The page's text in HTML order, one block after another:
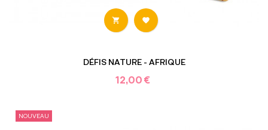
 
DÉFIS NATURE - AFRIQUE
12,00 €
NOUVEAU